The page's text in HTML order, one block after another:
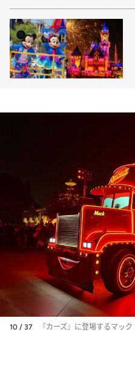
10 / 37 『カーズ』に登場するマック